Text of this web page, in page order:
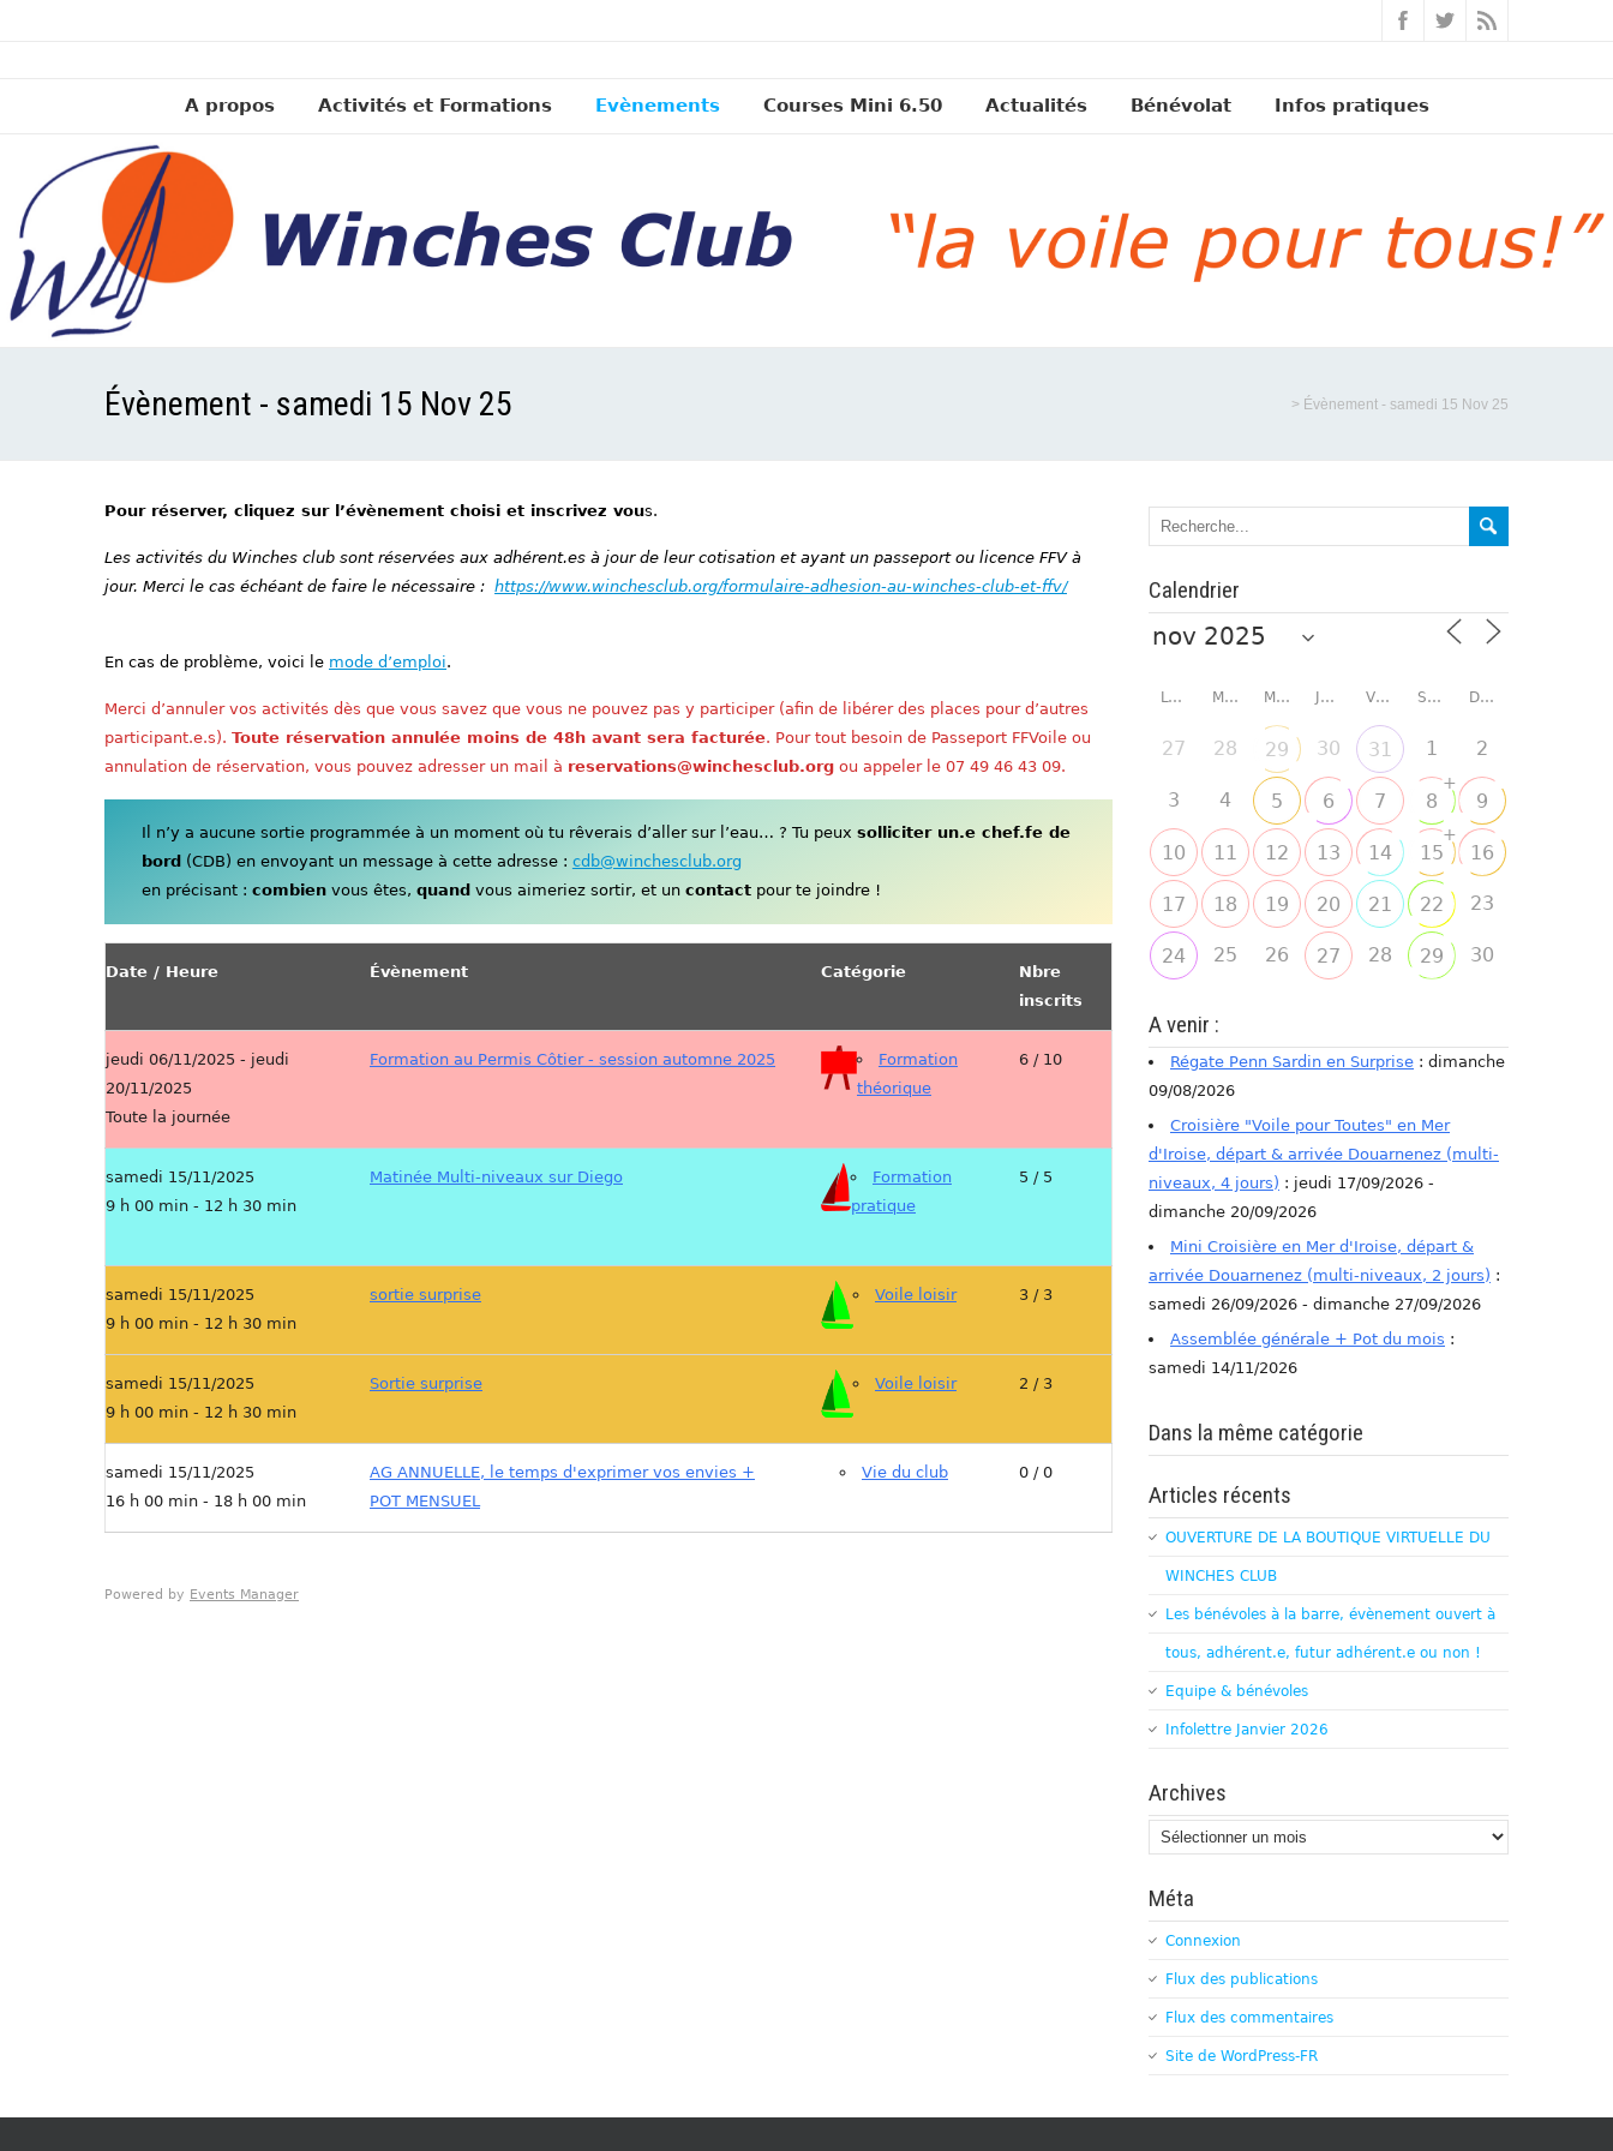
A propos Activités et Formations Evènements Courses Mini 6.50 Actualités Bénévolat Infos pratiques
Évènement - samedi 15 Nov 25 > Évènement - samedi 15 Nov 25
Pour réserver, cliquez sur l’évènement choisi et inscrivez vous.
Les activités du Winches club sont réservées aux adhérent.es à jour de leur cotisation et ayant un passeport ou licence FFV à
jour. Merci le cas échéant de faire le nécessaire : https://www.winchesclub.org/formulaire-adhesion-au-winches-club-et-ffv/
En cas de problème, voici le mode d’emploi.
Merci d’annuler vos activités dès que vous savez que vous ne pouvez pas y participer (afin de libérer des places pour d’autres
participant.e.s). Toute réservation annulée moins de 48h avant sera facturée. Pour tout besoin de Passeport FFVoile ou
annulation de réservation, vous pouvez adresser un mail à reservations@winchesclub.org ou appeler le 07 49 46 43 09.
Il n’y a aucune sortie programmée à un moment où tu rêverais d’aller sur l’eau… ? Tu peux solliciter un.e chef.fe de
bord (CDB) en envoyant un message à cette adresse : cdb@winchesclub.org
en précisant : combienvous êtes, quand vous aimeriez sortir, et un contactpour te joindre !
Date / Heure Évènement Catégorie
Nbre
inscrits
jeudi 06/11/2025 - jeudi
20/11/2025
Toute la journée
Formation au Permis Côtier - session automne 2025
Formation
théorique
6 / 10
samedi 15/11/2025
9 h 00 min - 12 h 30 min
Matinée Multi-niveaux sur Diego
Formation
pratique
5 / 5
samedi 15/11/2025
9 h 00 min - 12 h 30 min
sortie surprise Voile loisir 3 / 3
samedi 15/11/2025
9 h 00 min - 12 h 30 min
Sortie surprise Voile loisir 2 / 3
samedi 15/11/2025
16 h 00 min - 18 h 00 min
AG ANNUELLE, le temps d'exprimer vos envies +
POT MENSUEL
Vie du club 0 / 0
Powered by Events Manager
Calendrier
LUNDI MARDI MERCREDI JEUDI VENDREDI SAMEDI DIMANCHE
27 28 29 30 31 1 2
3 4 5 6 7 8
+
9
10 11 12 13 14 15
+
16
17 18 19 20 21 22 23
24 25 26 27 28 29 30
A venir :
Régate Penn Sardin en Surprise : dimanche
09/08/2026
Croisière "Voile pour Toutes" en Mer
d'Iroise, départ & arrivée Douarnenez (multi-
niveaux, 4 jours) : jeudi 17/09/2026 -
dimanche 20/09/2026
Mini Croisière en Mer d'Iroise, départ &
arrivée Douarnenez (multi-niveaux, 2 jours) :
samedi 26/09/2026 - dimanche 27/09/2026
Assemblée générale + Pot du mois :
samedi 14/11/2026
Dans la même catégorie
Articles récents
OUVERTURE DE LA BOUTIQUE VIRTUELLE DU
WINCHES CLUB
Les bénévoles à la barre, évènement ouvert à
tous, adhérent.e, futur adhérent.e ou non !
Equipe & bénévoles
Infolettre Janvier 2026
Archives
Archives
Méta
Connexion
Flux des publications
Flux des commentaires
Site de WordPress-FR